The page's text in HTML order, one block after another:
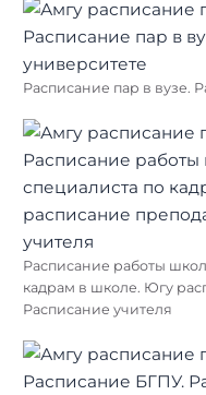
Расписание пар в вузе.
Расписание работы
кадрам в школе. Югу
Расписание учителя